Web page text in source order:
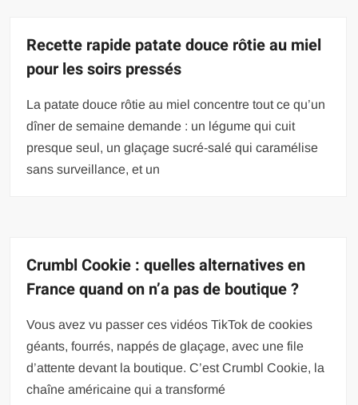
Recette rapide patate douce rôtie au miel
pour les soirs pressés
La patate douce rôtie au miel concentre tout ce qu’un
dîner de semaine demande : un légume qui cuit
presque seul, un glaçage sucré-salé qui caramélise
sans surveillance, et un
Crumbl Cookie : quelles alternatives en
France quand on n’a pas de boutique ?
Vous avez vu passer ces vidéos TikTok de cookies
géants, fourrés, nappés de glaçage, avec une file
d’attente devant la boutique. C’est Crumbl Cookie, la
chaîne américaine qui a transformé